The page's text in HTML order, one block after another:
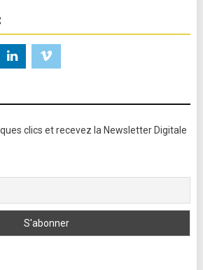
clics et recevez la Newsletter Digitale